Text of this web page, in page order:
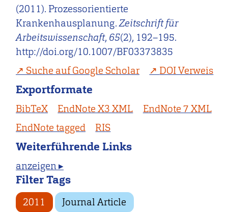
(2011). Prozessorientierte
Krankenhausplanung.Zeitschrift für
Arbeitswissenschaft, 65(2), 192–195.
http://doi.org/10.1007/BF03373835
Suche auf Google Scholar
DOI Verweis
Exportformate
BibTeX EndNote X3 XML
EndNote 7 XML
EndNote tagged
RIS
Weiterführende Links
anzeigen ▸
Filter Tags
2011 Journal Article